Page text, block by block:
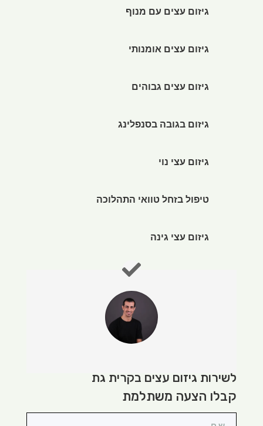
גיזום עצים עם מנוף
גיזום עצים אומנותי
גיזום עצים גבוהים
גיזום בגובה בסנפלינג
גיזום עצי נוי
טיפול בזחל טוואי התהלוכה
גיזום עצי גינה
לשירות גיזום עצים בקרית גת
קבלו הצעה משתלמת